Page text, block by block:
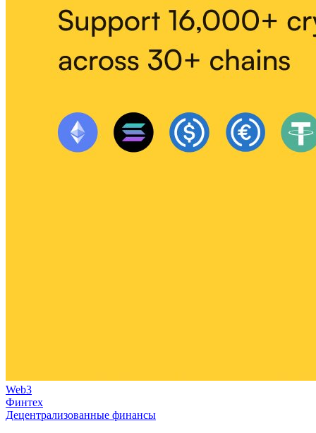
Web3
Финтех
Децентрализованные финансы